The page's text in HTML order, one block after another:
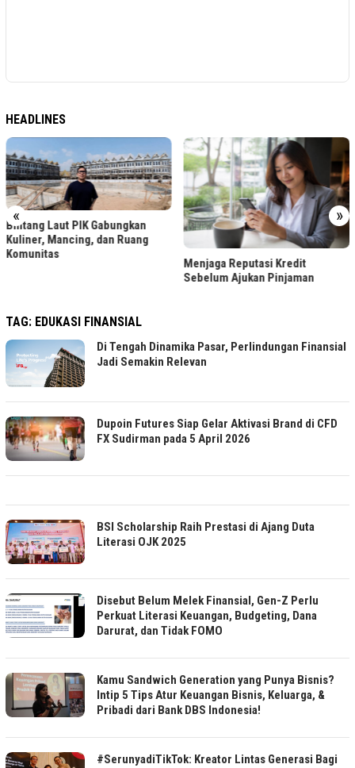
HEADLINES
« »
Bintang Laut PIK Gabungkan
Kuliner, Mancing, dan Ruang
Komunitas
Menjaga Reputasi Kredit
Sebelum Ajukan Pinjaman
TAG: EDUKASI FINANSIAL
Di Tengah Dinamika Pasar, Perlindungan Finansial
Jadi Semakin Relevan
Dupoin Futures Siap Gelar Aktivasi Brand di CFD
FX Sudirman pada 5 April 2026
BSI Scholarship Raih Prestasi di Ajang Duta
Literasi OJK 2025
Disebut Belum Melek Finansial, Gen-Z Perlu
Perkuat Literasi Keuangan, Budgeting, Dana
Darurat, dan Tidak FOMO
Kamu Sandwich Generation yang Punya Bisnis?
Intip 5 Tips Atur Keuangan Bisnis, Keluarga, &
Pribadi dari Bank DBS Indonesia!
#SerunyadiTikTok: Kreator Lintas Generasi Bagi